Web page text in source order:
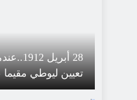
28 أبريل
تعيين ليوطي مقيما
بالمغرب..